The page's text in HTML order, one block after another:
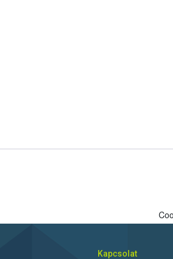
Kapcsolat